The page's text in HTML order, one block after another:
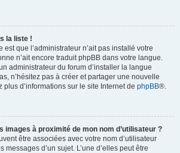
la liste !
que l’administrateur n’ait pas installé votre
n’ait encore traduit phpBB dans votre langue.
administrateur du forum d’installer la langue
n’hésitez pas à créer et partager une nouvelle
plus d’informations sur le site Internet de phpBB®.
images à proximité de mon nom d’utilisateur ?
être associées avec votre nom d’utilisateur
messages d’un sujet. L’une d’elles peut être